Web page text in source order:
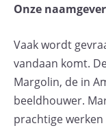
Onze
Vaak wordt
vandaan komt.
Margolin, de in
beeldhouwer.
prachtige